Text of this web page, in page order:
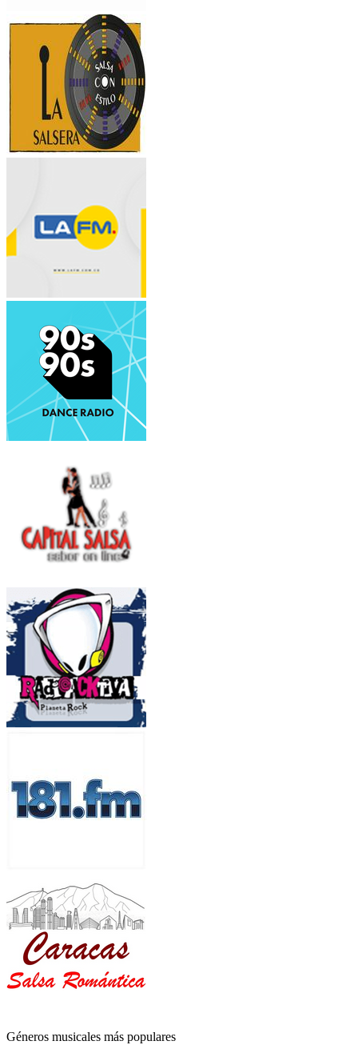
Géneros musicales más populares